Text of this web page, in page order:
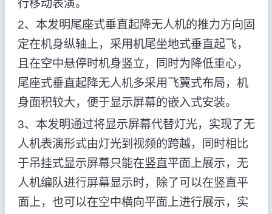
行移动表演。
2、本发明尾座式垂直起降无人机的推力方向固
定在机身纵轴上，采用机尾坐地式垂直起飞，
且在空中悬停时机身竖立，同时为降低重心，
尾座式垂直起降无人机多采用飞翼式布局，机
身面积较大，便于显示屏幕的嵌入式安装。
3、本发明通过将显示屏幕代替灯光，实现了无
人机表演形式由灯光到视频的跨越，同时相比
于吊挂式显示屏幕只能在竖直平面上展示，无
人机编队进行屏幕显示时，除了可以在竖直平
面上，也可以在空中横向平面上进行展示，实